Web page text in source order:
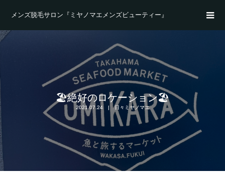
メンズ脱毛サロン『ミヤノマエメンズビューティー』
🏖絶好のロケーション🏖
2021.07.24 日々ミヤノマエ